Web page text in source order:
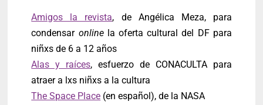
Amigos la revista, de Angélica Meza, para
condensar onlinela oferta cultural del DF para
niñxs de 6 a 12 años
Alas y raíces, esfuerzo de CONACULTA para
atraer a lxs niñxs a la cultura
The Space Place (en español), de la NASA